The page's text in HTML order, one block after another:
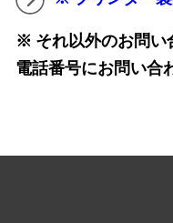
※ それ以外のお問い
電話番号にお問い合